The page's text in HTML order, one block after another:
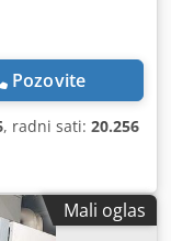
Pozovite
, radni sati: 20.256
Mali oglas